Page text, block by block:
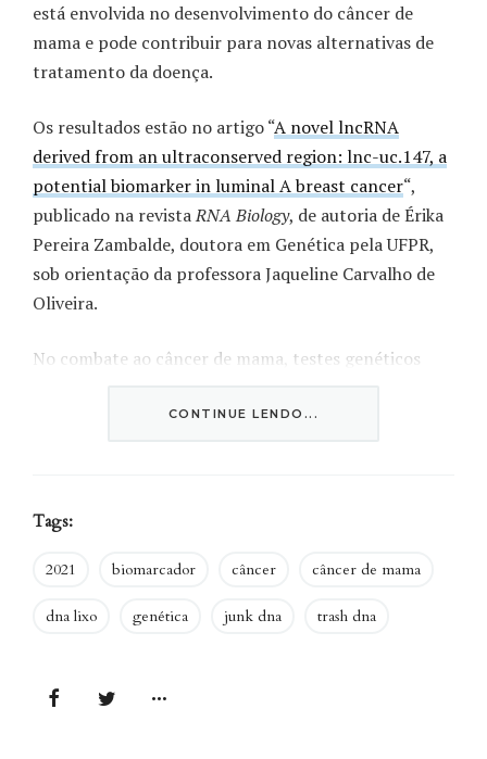
está envolvida no desenvolvimento do câncer de
mama e pode contribuir para novas alternativas de
tratamento da doença.
Os resultados estão no artigo “A novel lncRNA
derived from an ultraconserved region: lnc-uc.147, a
potential biomarker in luminal A breast cancer“,
publicado na revistaRNA Biology, de autoria de Érika
Pereira Zambalde, doutora em Genética pela UFPR,
sob orientação da professora Jaqueline Carvalho de
Oliveira.
No combate ao câncer de mama, testes genéticos
tratamento. Porém, esses testes envolvem uma parte
CONTINUE LENDO...
Tags:
2021 biomarcador câncer câncer de mama
dna lixo genética junk dna trash dna